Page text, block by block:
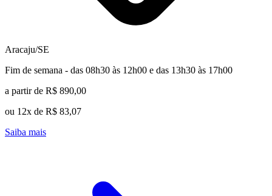
Aracaju/SE
Fim de semana - das 08h30 às 12h00 e das 13h30 às 17h00
a partir de R$ 890,00
ou 12x de R$ 83,07
Saiba mais